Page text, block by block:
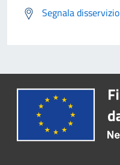
Segnala disservizio